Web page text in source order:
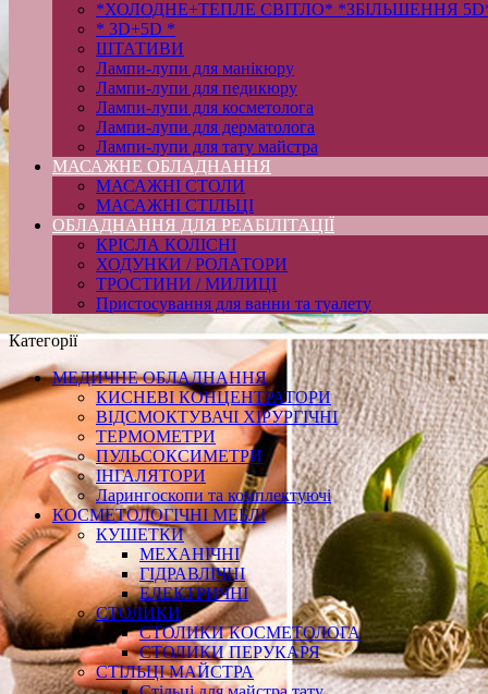
*ХОЛОДНЕ+ТЕПЛЕ СВІТЛО* *ЗБІЛЬШЕННЯ
* 3D+5D *
ШТАТИВИ
Лампи-лупи для манікюру
Лампи-лупи для педикюру
Лампи-лупи для косметолога
Лампи-лупи для дерматолога
Лампи-лупи для тату майстра
МАСАЖНЕ ОБЛАДНАННЯ
МАСАЖНІ СТОЛИ
МАСАЖНІ СТІЛЬЦІ
ОБЛАДНАННЯ ДЛЯ РЕАБІЛІТАЦІЇ
КРІСЛА КОЛІСНІ
ХОДУНКИ / РОЛАТОРИ
ТРОСТИНИ / МИЛИЦІ
Пристосування для ванни та туалету
Категорії
МЕДИЧНЕ ОБЛАДНАННЯ
КИСНЕВІ КОНЦЕНТРАТОРИ
ВІДСМОКТУВАЧІ ХІРУРГІЧНІ
ТЕРМОМЕТРИ
ПУЛЬСОКСИМЕТРИ
ІНГАЛЯТОРИ
Ларингоскопи та комплектуючі
КОСМЕТОЛОГІЧНІ МЕБЛІ
КУШЕТКИ
МЕХАНІЧНІ
ГІДРАВЛІЧНІ
ЕЛЕКТРИЧНІ
СТОЛИКИ
СТОЛИКИ КОСМЕТОЛОГА
СТОЛИКИ ПЕРУКАРЯ
СТІЛЬЦІ МАЙСТРА